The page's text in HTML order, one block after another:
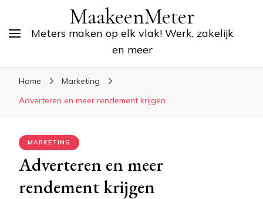
MaakeenMeter
Meters maken op elk vlak! Werk, zakelijk
en meer
Home
Marketing
Adverteren en meer rendement krijgen
MARKETING
Adverteren en meer
rendement krijgen